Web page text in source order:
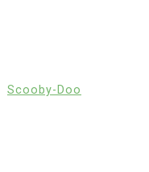
Scooby-Doo